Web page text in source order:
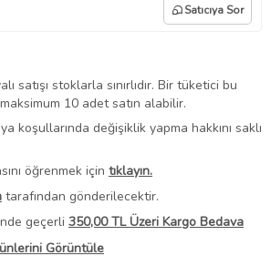
Satıcıya Sor
satışı stoklarla sınırlıdır. Bir tüketici bu
10 adet satın alabilir.
koşullarında değişiklik yapma hakkını saklı
öğrenmek için tıklayın.
tarafından gönderilecektir.
geçerli 350,00 TL Üzeri Kargo Bedava
Görüntüle